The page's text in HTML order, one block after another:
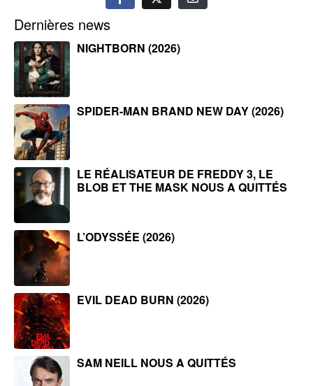
Dernières news
NIGHTBORN (2026)
SPIDER-MAN BRAND NEW DAY (2026)
LE RÉALISATEUR DE FREDDY 3, LE
BLOB ET THE MASK NOUS A QUITTÉS
L’ODYSSÉE (2026)
EVIL DEAD BURN (2026)
SAM NEILL NOUS A QUITTÉS